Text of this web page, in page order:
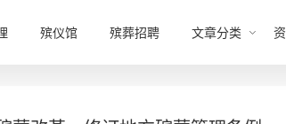
殡仪馆 殡葬招聘 文章分类